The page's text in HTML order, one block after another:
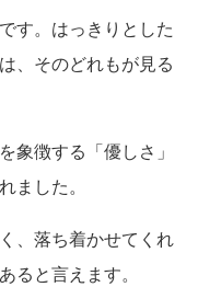
す。はっきりとした
、そのどれもが見る
象徴する「優しさ」
ました。
、落ち着かせてくれ
ると言えます。